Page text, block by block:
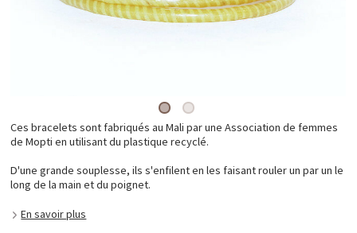
Ces bracelets sont fabriqués au Mali par une Association de femmes
de Mopti en utilisant du plastique recyclé.
D'une grande souplesse, ils s'enfilent en les faisant rouler un par un le
long de la main et du poignet.
En savoir plus